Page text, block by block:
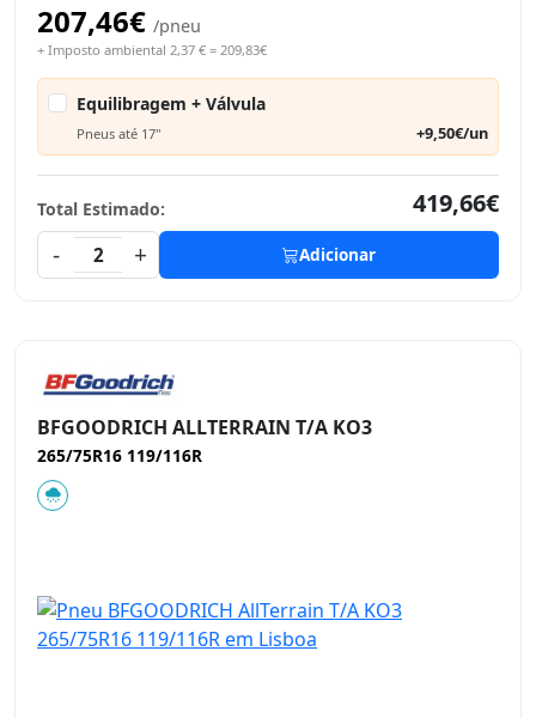
207,46€ /pneu
+ Imposto ambiental 2,37 € = 209,83€
Equilibragem + Válvula
Pneus até 17" +9,50€/un
Total Estimado:
419,66€
-
2 + Adicionar
BFGOODRICH ALLTERRAIN T/A KO3
265/75R16 119/116R